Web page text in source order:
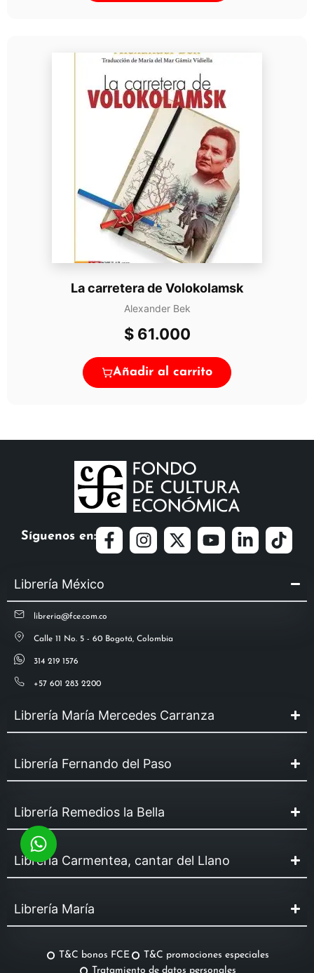
La carretera de Volokolamsk
Alexander Bek
$61.000
Añadir al carrito
Síguenos en:
Librería México
libreria@fce.com.co
Calle 11 No. 5 - 60 Bogotá, Colombia
314 219 1576
+57 601 283 2200
Librería María Mercedes Carranza
Librería Fernando del Paso
Librería Remedios la Bella
Librería Carmentea, cantar del Llano
Librería María
T&C bonos FCE
T&C promociones especiales
Tratamiento de datos personales